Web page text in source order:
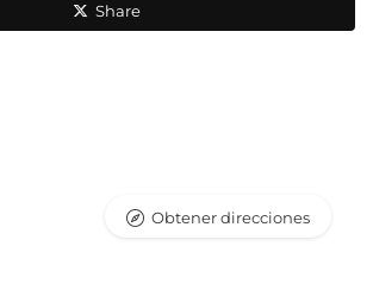
Share
Obtener direcciones